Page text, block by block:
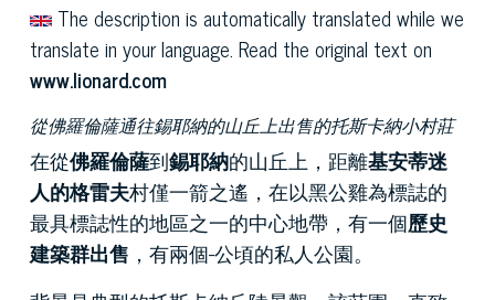
The description is automatically translated while we
translate in your language. Read the original text on
www.lionard.com
從佛羅倫薩通往錫耶納的山丘上出售的托斯卡納小村莊
在從佛羅倫薩到錫耶納的山丘上，距離基安蒂迷
人的格雷夫村僅一箭之遙，在以黑公雞為標誌的
最具標誌性的地區之一的中心地帶，有一個歷史
建築群出售 ，有兩個-公頃的私人公園。